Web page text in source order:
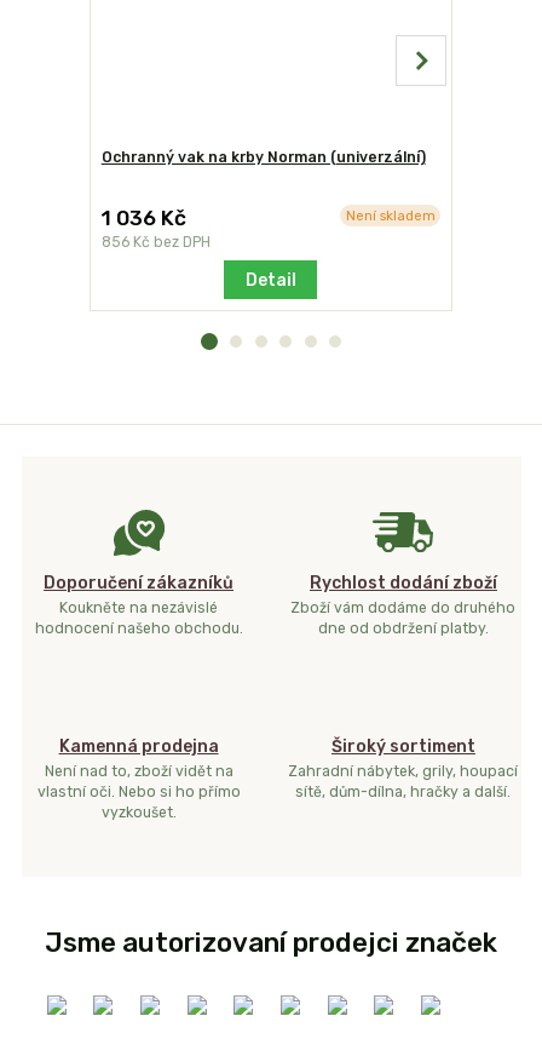
Ochranný vak na krby Norman (univerzální)
1 036 Kč
856 Kč bez DPH
Není skladem
Detail
Doporučení zákazníků
Koukněte na nezávislé
hodnocení našeho obchodu.
Rychlost dodání zboží
Zboží vám dodáme do druhého
dne od obdržení platby.
Kamenná prodejna
Není nad to, zboží vidět na
vlastní oči. Nebo si ho přímo
vyzkoušet.
Široký sortiment
Zahradní nábytek, grily, houpací
sítě, dům-dílna, hračky a další.
Jsme autorizovaní prodejci značek